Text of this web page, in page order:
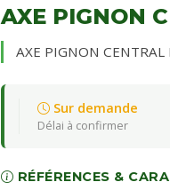
AXE PIGNON
AXE PIGNON
Sur demande
Délai à confirmer
RÉFÉRENCES &